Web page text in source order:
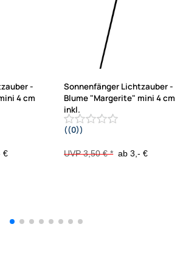
-
4 cm
€
Sonnenfänger Lichtzauber -
Blume "Margerite" mini 4 cm
inkl.
20 cm Stab orange
((0))
UVP 3,50 € *ab 3,- €